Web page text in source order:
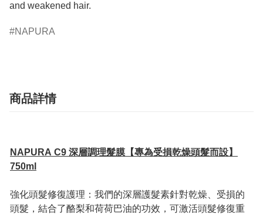
and weakened hair.
NAPURA
商品詳情
NAPURA C9 深層調理髮膜【專為受損乾燥頭髮而設】
750ml
強化頭髮修復護理：我們的深層護髮素針對乾燥、受損的
頭髮，結合了酪梨和荷荷巴油的功效，可激活頭髮修復重